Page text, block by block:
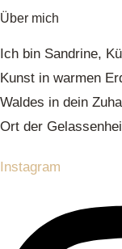
Über mich
Ich bin Sandrine,
Kunst in warmen
Waldes in dein
Ort der
Instagram